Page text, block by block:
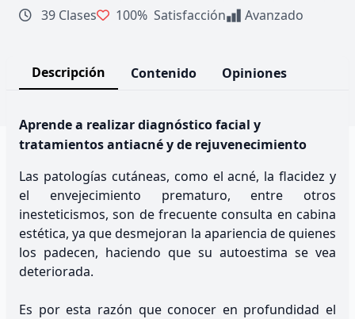
39 Clases 100% Satisfacción Avanzado
Descripción Contenido Opiniones
Aprende a realizar diagnóstico facial y
tratamientos antiacné y de rejuvenecimiento
Las patologías cutáneas, como el acné, la flacidez y
el envejecimiento prematuro, entre otros
inesteticismos, son de frecuente consulta en cabina
estética, ya que desmejoran la apariencia de quienes
los padecen, haciendo que su autoestima se vea
deteriorada.
Es por esta razón que conocer en profundidad el